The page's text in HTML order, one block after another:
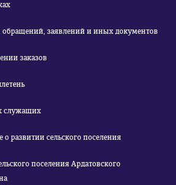
заявлений и иных документов
заказов
служащих
о развитии сельского поселения
поселения Ардатовского